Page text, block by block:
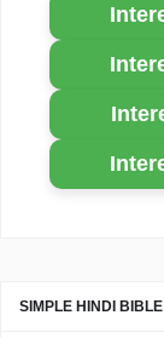
SIMPLE HINDI